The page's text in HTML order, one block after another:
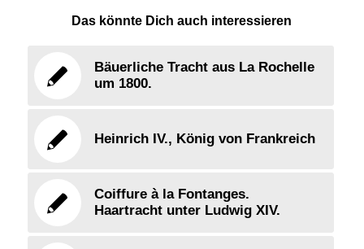
Das könnte Dich auch interessieren
Bäuerliche Tracht aus La Rochelle
um 1800.
Heinrich IV., König von Frankreich
Coiffure à la Fontanges.
Haartracht unter Ludwig XIV.